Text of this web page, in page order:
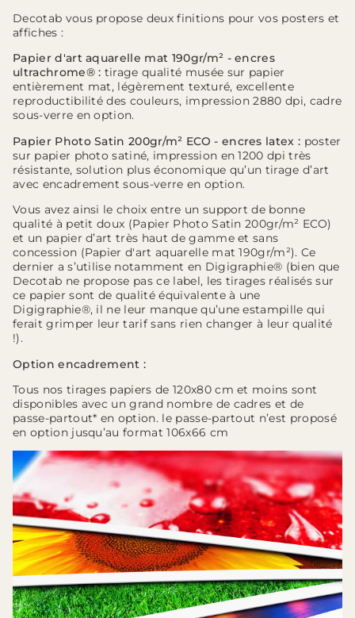
Decotab vous propose deux finitions pour vos posters et
affiches :
Papier d'art aquarelle mat 190gr/m² - encres
ultrachrome® : tirage qualité musée sur papier
entièrement mat, légèrement texturé, excellente
reproductibilité des couleurs, impression 2880 dpi, cadre
sous-verre en option.
Papier Photo Satin 200gr/m² ECO - encres latex : poster
sur papier photo satiné, impression en 1200 dpi très
résistante, solution plus économique qu’un tirage d’art
avec encadrement sous-verre en option.
Vous avez ainsi le choix entre un support de bonne
qualité à petit doux (Papier Photo Satin 200gr/m² ECO)
et un papier d’art très haut de gamme et sans
concession (Papier d'art aquarelle mat 190gr/m²). Ce
dernier a s’utilise notamment en Digigraphie® (bien que
Decotab ne propose pas ce label, les tirages réalisés sur
ce papier sont de qualité équivalente à une
Digigraphie®, il ne leur manque qu’une estampille qui
ferait grimper leur tarif sans rien changer à leur qualité
!).
Option encadrement :
Tous nos tirages papiers de 120x80 cm et moins sont
disponibles avec un grand nombre de cadres et de
passe-partout* en option. le passe-partout n’est proposé
en option jusqu’au format 106x66 cm